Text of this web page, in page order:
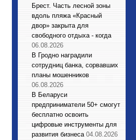
Брест. Часть лесной зоны
вдоль пляжа «Красный
двор» закрыта для
свободного отдыха - когда
06.08.2026
В Гродно наградили
сотрудниц банка, сорвавших
планы мошенников
06.08.2026
В Беларуси
предприниматели 50+ смогут
бесплатно освоить
цифровые инструменты для
развития бизнеса 04.08.2026